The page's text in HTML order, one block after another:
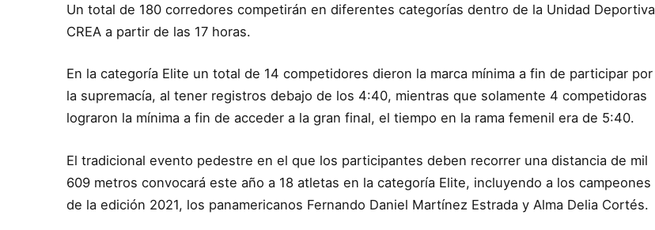
Un total de 180 corredores competirán en diferentes categorías dentro de la Unidad Deportiva
CREA a partir de las 17 horas.
En la categoría Elite un total de 14 competidores dieron la marca mínima a fin de participar por
la supremacía, al tener registros debajo de los 4:40, mientras que solamente 4 competidoras
lograron la mínima a fin de acceder a la gran final, el tiempo en la rama femenil era de 5:40.
El tradicional evento pedestre en el que los participantes deben recorrer una distancia de mil
609 metros convocará este año a 18 atletas en la categoría Elite, incluyendo a los campeones
de la edición 2021, los panamericanos Fernando Daniel Martínez Estrada y Alma Delia Cortés.